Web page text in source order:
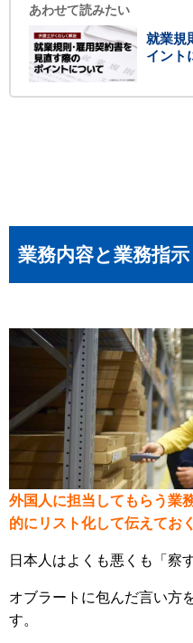
あわせて読みたい
就業規
イント
業務内容と業務指示
外国人に担当してもらう業
的にリスト化して伝えてお
日本人はよくも悪くも「察
オブラートに包んだ言い方
す。